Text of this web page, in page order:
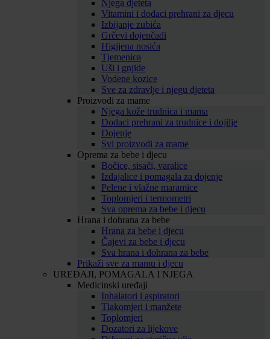
Njega djeteta
Vitamini i dodaci prehrani za djecu
Izbijanje zubića
Grčevi dojenčadi
Higijena nosića
Tjemenica
Uši i gnjide
Vodene kozice
Sve za zdravlje i njegu djeteta
Proizvodi za mame
Njega kože trudnica i mama
Dodaci prehrani za trudnice i dojilje
Dojenje
Svi proizvodi za mame
Oprema za bebe i djecu
Bočice, sisači, varalice
Izdajalice i pomagala za dojenje
Pelene i vlažne maramice
Toplomjeri i termometri
Sva oprema za bebe i djecu
Hrana i dohrana za bebe
Hrana za bebe i djecu
Čajevi za bebe i djecu
Sva hrana i dohrana za bebe
Prikaži sve za mamu i djecu
UREĐAJI, POMAGALA I NJEGA
Medicinski uređaji
Inhalatori i aspiratori
Tlakomjeri i manžete
Toplomjeri
Dozatori za lijekove